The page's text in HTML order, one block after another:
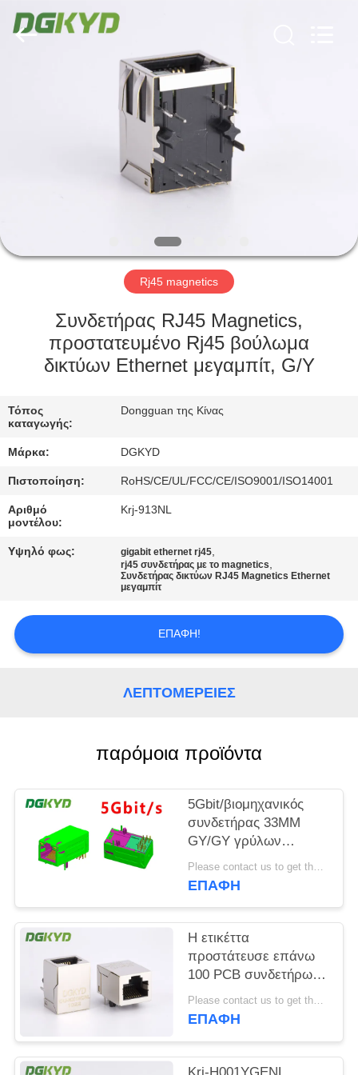
ΕΜΦΆΝΙΣΗ
ΠΕΡΊΠΟΥ
ΓΎΡΟΣ
ΕΡΓΟΣΤΑΣΊΩΝ
ΠΟΙΟΤΙΚΌΣ
ΈΛΕΓΧΟΣ
ΜΑΣ
ΕΛΆΤΕ
ΣΕ
ΖΗΤΉΣΤΕ
ΑΠΌΣΠΑΣΜΑ
SITEMAP
ΠΟΛΙΤΙΚΉ
ΜΥΣΤΙΚΌΤΗΤΑΣ
Electronic
Technology
Co.,ltd.
Rj45 magnetics
Συνδετήρας RJ45 Magnetics,
προστατευμένο Rj45 βούλωμα
δικτύων Ethernet μεγαμπίτ, G/Y
Τόπος
καταγωγής:
Dongguan της Κίνας
Μάρκα: DGKYD
Πιστοποίηση: RoHS/CE/UL/FCC/CE/ISO9001/ISO14001
Αριθμό
μοντέλου:
Krj-913NL
Υψηλό φως: gigabit ethernet rj45,
rj45 συνδετήρας με το magnetics,
Συνδετήρας δικτύων RJ45 Magnetics Ethernet
μεγαμπίτ
ΕΠΑΦΉ!
ΛΕΠΤΟΜΈΡΕΙΕΣ
παρόμοια προϊόντα
5Gbit/βιομηχανικός
συνδετήρας 33MM
GY/GY γρύλων
magnetics του s RJ45
ethernet
Please contact us to get the latest price. MOQ:1 κομμάτι
ΕΠΑΦΉ
Η ετικέττα
προστάτευσε επάνω
100 PCB συνδετήρων
βάσεων tx rj45
τοποθετεί με το
Please contact us to get the latest price. MOQ:1 κομμάτι
ΕΠΑΦΉ
Krj-H001YGENL